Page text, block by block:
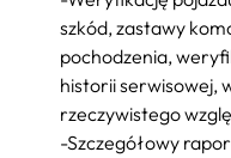
szkód, zastawy
pochodzenia,
historii serwisowej,
rzeczywistego
-Szczegółowy